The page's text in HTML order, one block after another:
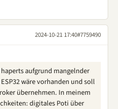
2024-10-21 17:40#7759490
aufgrund mangelnder
wäre vorhanden und soll
übernehmen. In meinem
digitales Poti über